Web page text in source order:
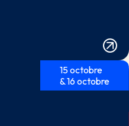
15 octobre
& 16 octobre